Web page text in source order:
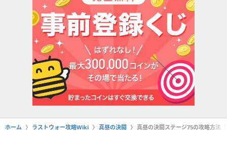
ホーム ラストウォー攻略Wiki 真昼の決闘 真昼の決闘ステージ75の攻略方法